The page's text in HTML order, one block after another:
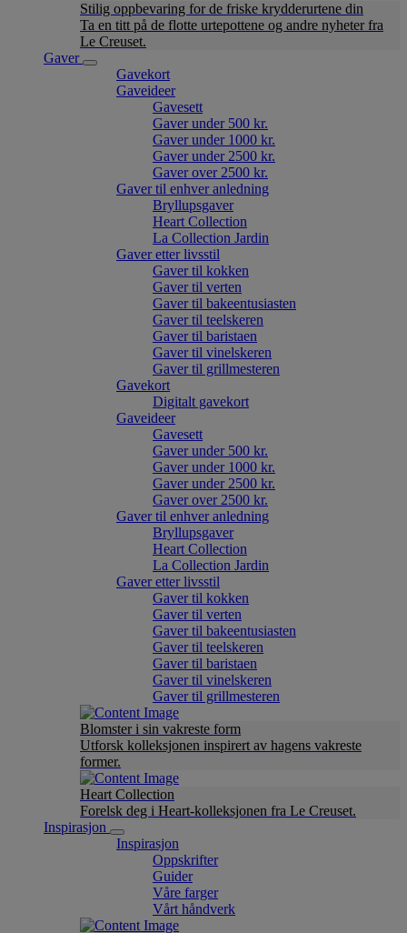
Stilig oppbevaring for de friske krydderurtene din
Ta en titt på de flotte urtepottene og andre nyheter fra
Le Creuset.
Gaver
Gavekort
Gaveideer
Gavesett
Gaver under 500 kr.
Gaver under 1000 kr.
Gaver under 2500 kr.
Gaver over 2500 kr.
Gaver til enhver anledning
Bryllupsgaver
Heart Collection
La Collection Jardin
Gaver etter livsstil
Gaver til kokken
Gaver til verten
Gaver til bakeentusiasten
Gaver til teelskeren
Gaver til baristaen
Gaver til vinelskeren
Gaver til grillmesteren
Gavekort
Digitalt gavekort
Gaveideer
Gavesett
Gaver under 500 kr.
Gaver under 1000 kr.
Gaver under 2500 kr.
Gaver over 2500 kr.
Gaver til enhver anledning
Bryllupsgaver
Heart Collection
La Collection Jardin
Gaver etter livsstil
Gaver til kokken
Gaver til verten
Gaver til bakeentusiasten
Gaver til teelskeren
Gaver til baristaen
Gaver til vinelskeren
Gaver til grillmesteren
Blomster i sin vakreste form
Utforsk kolleksjonen inspirert av hagens vakreste
former.
Heart Collection
Forelsk deg i Heart-kolleksjonen fra Le Creuset.
Inspirasjon
Inspirasjon
Oppskrifter
Guider
Våre farger
Vårt håndverk